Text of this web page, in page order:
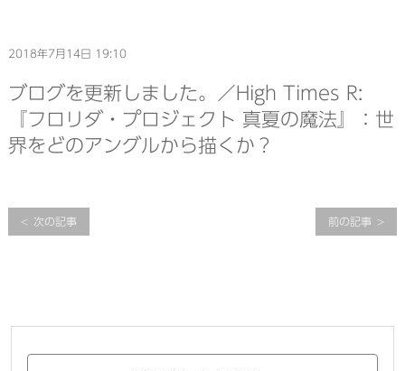
2018年7月14日 19:10
ブログを更新しました。／High Times R:
『フロリダ・プロジェクト 真夏の魔法』：世
界をどのアングルから描くか？
次の記事 前の記事